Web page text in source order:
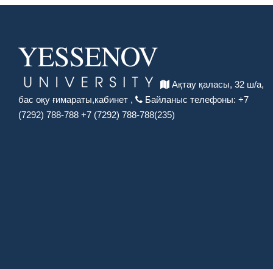
Ақтау қаласы, 32 ш/а,
бас оқу ғимараты,кабинет , Байланыс телефоны: +7
(7292) 788-788 +7 (7292) 788-788(235)